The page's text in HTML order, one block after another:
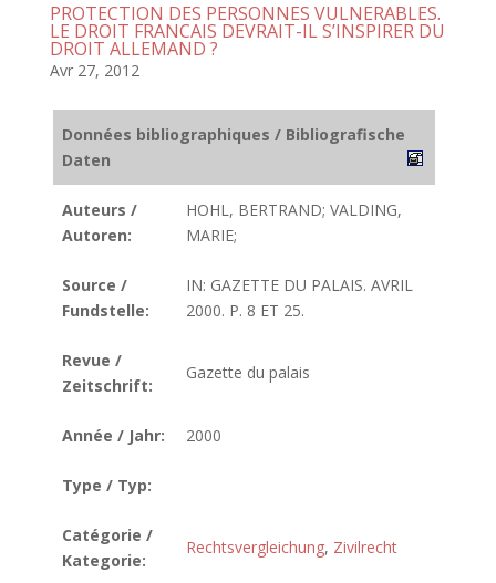
PROTECTION DES PERSONNES VULNERABLES.
LE DROIT FRANCAIS DEVRAIT-IL S’INSPIRER DU
DROIT ALLEMAND ?
Avr 27, 2012
Données bibliographiques / Bibliografische
Daten
Auteurs /
Autoren:
HOHL, BERTRAND; VALDING,
MARIE;
Source /
Fundstelle:
IN: GAZETTE DU PALAIS. AVRIL
2000. P. 8 ET 25.
Revue /
Zeitschrift:
Gazette du palais
Année / Jahr: 2000
Type / Typ:
Catégorie /
Kategorie:
Rechtsvergleichung, Zivilrecht